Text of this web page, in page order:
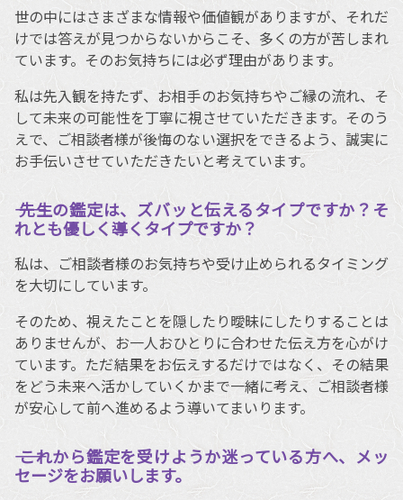
世の中にはさまざまな情報や価値観がありますが、それだ
けでは答えが見つからないからこそ、多くの方が苦しまれ
ています。そのお気持ちには必ず理由があります。
私は先入観を持たず、お相手のお気持ちやご縁の流れ、そ
して未来の可能性を丁寧に視させていただきます。そのう
えで、ご相談者様が後悔のない選択をできるよう、誠実に
お手伝いさせていただきたいと考えています。
―― 先生の鑑定は、ズバッと伝えるタイプですか？そ
れとも優しく導くタイプですか？
私は、ご相談者様のお気持ちや受け止められるタイミング
を大切にしています。
そのため、視えたことを隠したり曖昧にしたりすることは
ありませんが、お一人おひとりに合わせた伝え方を心がけ
ています。ただ結果をお伝えするだけではなく、その結果
をどう未来へ活かしていくかまで一緒に考え、ご相談者様
が安心して前へ進めるよう導いてまいります。
―― これから鑑定を受けようか迷っている方へ、メッ
セージをお願いします。